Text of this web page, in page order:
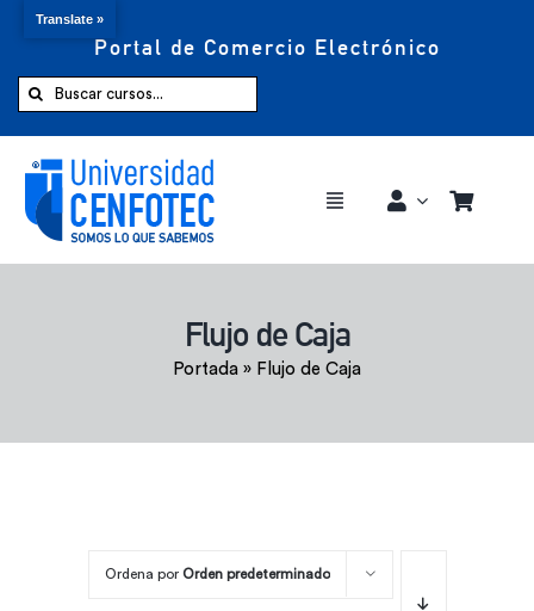
Portal de Comercio Electrónico
Buscar:
Toggle
Comprar ahora
Flujo de Caja
Portada » Flujo de Caja
Ordena por Orden predeterminado
Translate »